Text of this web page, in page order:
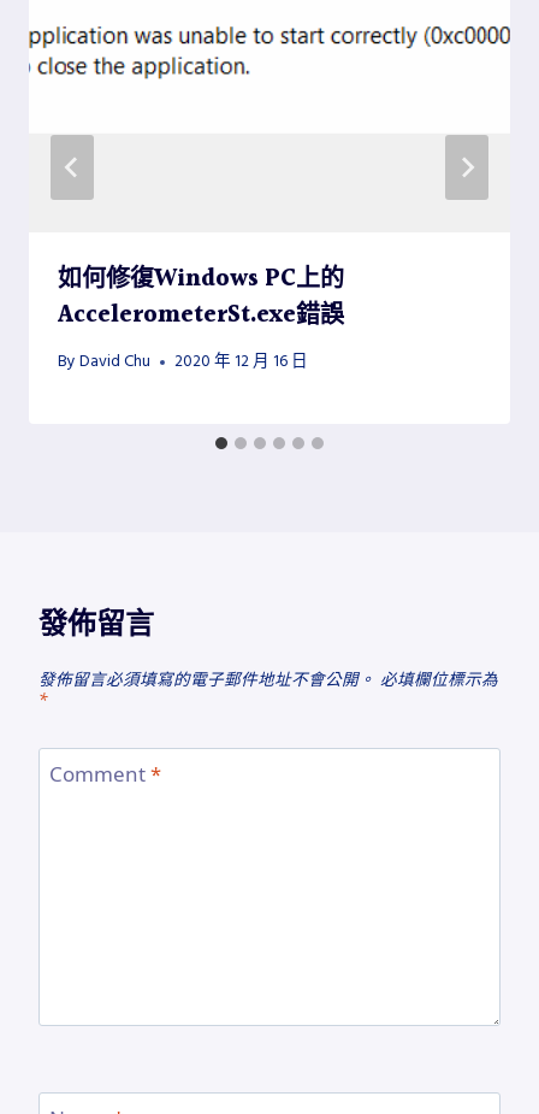
如何修復Windows PC上的
AccelerometerSt.exe錯誤
By David Chu 2020 年 12 月 16 日
發佈留言
發佈留言必須填寫的電子郵件地址不會公開。 必填欄位標示為
*
Comment*